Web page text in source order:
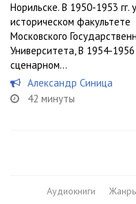
Норильске. В 1950-1953 гг.
историческом факультете
Московского
Университета, В 1954-1956
сценарном...
Александр Синица
42 минуты
Аудиокниги